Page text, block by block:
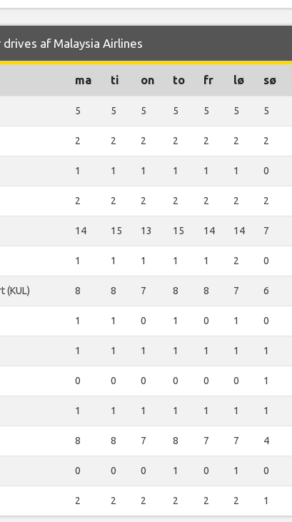
af Malaysia Airlines
ma ti on to fr lø sø
5 5 5 5 5 5 5
2 2 2 2 2 2 2
1 1 1 1 1 1 0
2 2 2 2 2 2 2
14 15 13 15 14 14 7
1 1 1 1 1 2 0
(KUL) 8 8 7 8 8 7 6
1 1 0 1 0 1 0
1 1 1 1 1 1 1
0 0 0 0 0 0 1
1 1 1 1 1 1 1
8 8 7 8 7 7 4
0 0 0 1 0 1 0
2 2 2 2 2 2 1